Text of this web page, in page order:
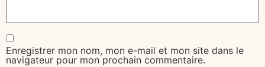
Enregistrer mon nom, mon e-mail et mon site dans le
navigateur pour mon prochain commentaire.